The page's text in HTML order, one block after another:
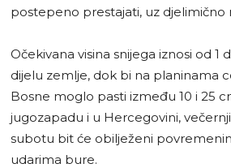
postepeno prestajati, uz djelimično
Očekivana visina snijega iznosi od 1
dijelu zemlje, dok bi na planinama
Bosne moglo pasti između 10 i 25
jugozapadu i u Hercegovini,
subotu bit će obilježeni
udarima bure.